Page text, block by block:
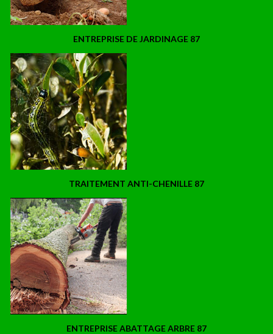
ENTREPRISE DE JARDINAGE 87
TRAITEMENT ANTI-CHENILLE 87
ENTREPRISE ABATTAGE ARBRE 87